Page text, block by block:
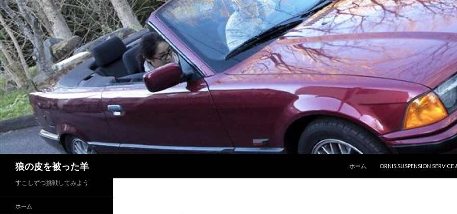
狼の皮を被った羊
ホーム
ORNIS SUSPENSION
すこしずつ挑戦してみよう
ホーム